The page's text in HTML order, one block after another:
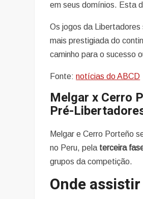
em seus domínios. Esta
Os jogos da
mais prestigiada do
caminho para o sucesso
Fonte:notícias do ABCD
Melgar x Cerro
Pré-
Melgar e Cerro Porteño
no Peru, pela terceira
grupos da competição.
Onde assistir